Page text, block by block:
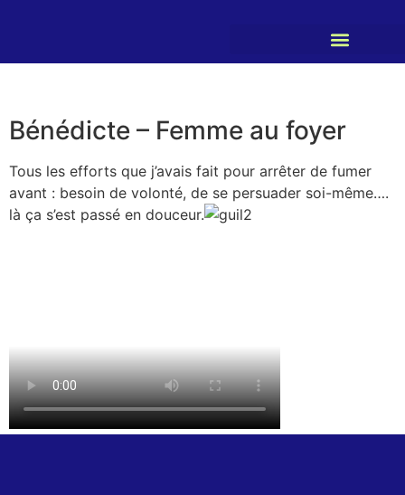
Bénédicte – Femme au foyer
Tous les efforts que j’avais fait pour arrêter de fumer
avant : besoin de volonté, de se persuader soi-même….
là ça s’est passé en douceur.